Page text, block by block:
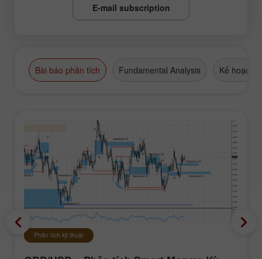
E-mail subscription
Bài báo phân tích Fundamental Analysis Kế hoạch
Phân tích kỹ thuật